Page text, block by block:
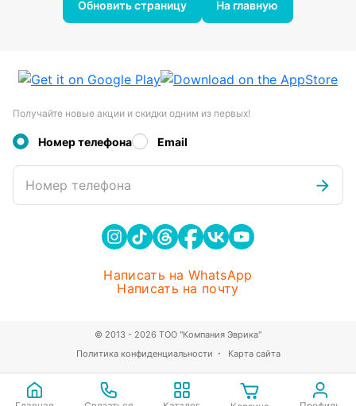
Обновить страницу На главную
Получайте новые акции и скидки одним из первых!
Номер телефона Email
Номер телефона
Написать на WhatsApp
Написать на почту
Политика конфиденциальности Карта сайта
© 2013 - 2026 ТОО "Компания Эврика"